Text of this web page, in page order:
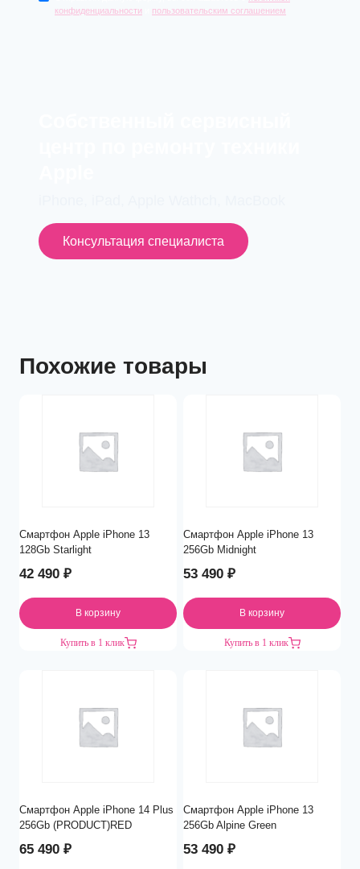
конфиденциальности
пользовательским соглашением
Консультация специалиста
Похожие товары
Смартфон Apple iPhone 13
128Gb Starlight
42 490 ₽
В корзину
Купить в 1 клик
Смартфон Apple iPhone 13
256Gb Midnight
53 490 ₽
В корзину
Купить в 1 клик
Смартфон Apple iPhone 14 Plus
256Gb (PRODUCT)RED
65 490 ₽
Смартфон Apple iPhone 13
256Gb Alpine Green
53 490 ₽